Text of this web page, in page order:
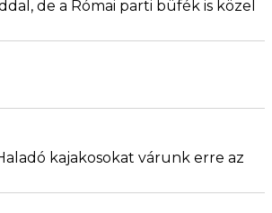
de a Római parti büfék is közel
kajakosokat várunk erre az